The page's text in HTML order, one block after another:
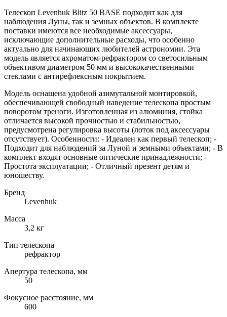
Телескоп Levenhuk Blitz 50 BASE подходит как для
наблюдения Луны, так и земных объектов. В комплекте
поставки имеются все необходимые аксессуары,
исключающие дополнительные расходы, что особенно
актуально для начинающих любителей астрономии. Эта
модель является ахроматом-рефрактором со светосильным
объективом диаметром 50 мм и высококачественными
стеклами с антирефлексным покрытием.
Модель оснащена удобной азимутальной монтировкой,
обеспечивающей свободный наведение телескопа простым
поворотом треноги. Изготовленная из алюминия, стойка
отличается высокой прочностью и стабильностью,
предусмотрена регулировка высоты (лоток под аксессуары
отсутствует). Особенности: - Идеален как первый телескоп; -
Подходит для наблюдений за Луной и земными объектами; - В
комплект входят основные оптические принадлежности; -
Простота эксплуатации; - Отличный презент детям и
юношеству.
Бренд
Levenhuk
Масса
3,2 кг
Тип телескопа
рефрактор
Апертура телескопа, мм
50
Фокусное расстояние, мм
600